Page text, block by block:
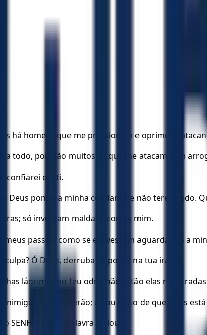
há homens que me pressionam e oprimem,
todo, pois são muitos os que me atacam com
confiarei em ti.
Deus ponho a minha confiança e não terei medo.
só inventam maldade contra mim.
meus passos, como se estivessem aguardando a
culpa? Ó Deus, derruba os povos na tua ira!
lágrimas no teu odre; não estão elas registradas
inimigos retrocederão; estou certo de que Deus
SENHOR, cuja palavra eu louvo,